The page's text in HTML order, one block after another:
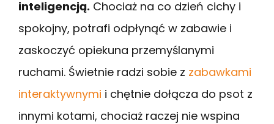
inteligencją. Chociaż na co dzień cichy i
spokojny, potrafi odpłynąć w zabawie i
zaskoczyć opiekuna przemyślanymi
ruchami. Świetnie radzi sobie z zabawkami
interaktywnymi i chętnie dołącza do psot z
innymi kotami, chociaż raczej nie wspina